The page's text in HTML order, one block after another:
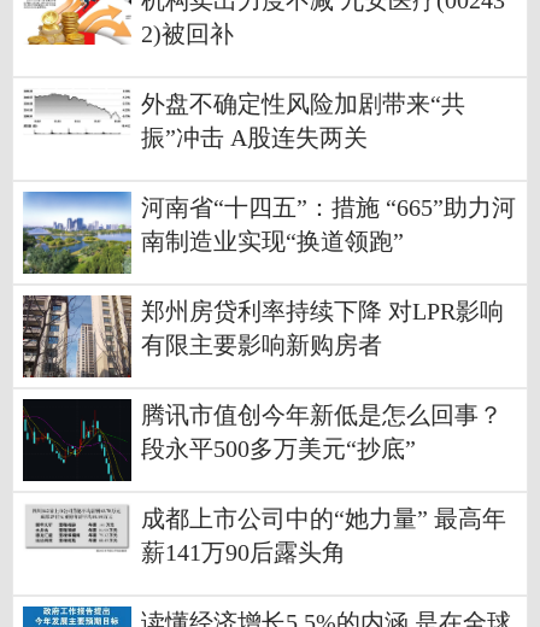
2)被回补
外盘不确定性风险加剧带来“共
振”冲击 A股连失两关
河南省“十四五”：措施 “665”助力河
南制造业实现“换道领跑”
郑州房贷利率持续下降 对LPR影响
有限主要影响新购房者
腾讯市值创今年新低是怎么回事？
段永平500多万美元“抄底”
成都上市公司中的“她力量” 最高年
薪141万90后露头角